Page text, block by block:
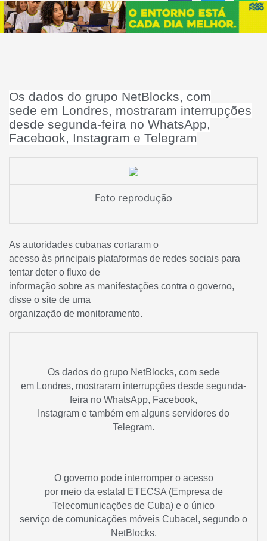
Os dados do grupo NetBlocks, com
sede em Londres, mostraram interrupções
desde segunda-feira no WhatsApp,
Facebook, Instagram e Telegram
Foto reprodução
As autoridades cubanas cortaram o
acesso às principais plataformas de redes sociais para
tentar deter o fluxo de
informação sobre as manifestações contra o governo,
disse o site de uma
organização de monitoramento.
Os dados do grupo NetBlocks, com sede
em Londres, mostraram interrupções desde segunda-
feira no WhatsApp, Facebook,
Instagram e também em alguns servidores do
Telegram.
O governo pode interromper o acesso
por meio da estatal ETECSA (Empresa de
Telecomunicações de Cuba) e o único
serviço de comunicações móveis Cubacel, segundo o
NetBlocks.